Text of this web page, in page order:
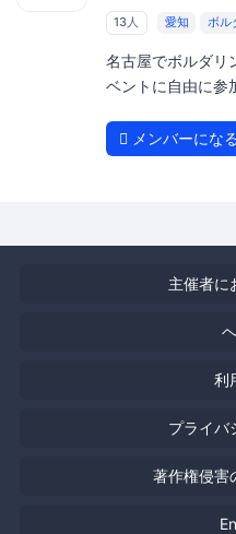
13人 愛知 ボル
名古屋でボルダリ
ベントに自由に参
メンバーにな
主催者に
利
プライバ
著作権侵害